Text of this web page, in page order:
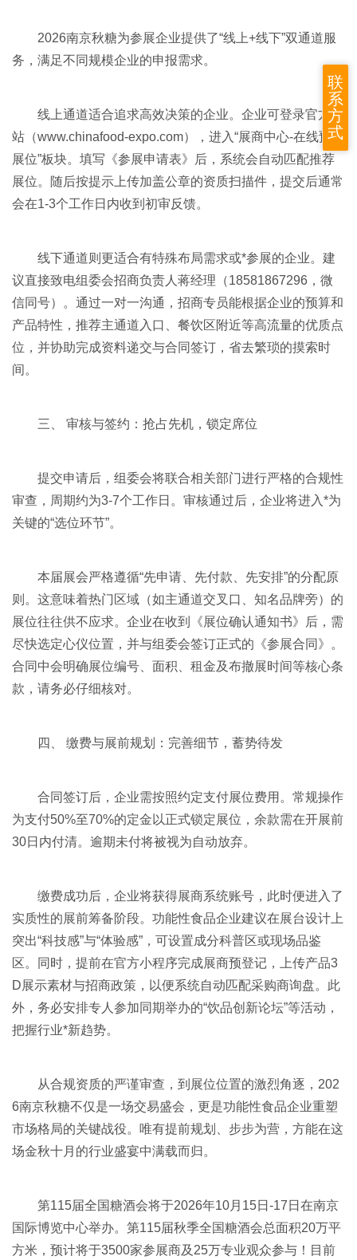
2026南京秋糖为参展企业提供了“线上+线下”双通道服
务，满足不同规模企业的申报需求。
线上通道适合追求高效决策的企业。企业可登录官方网
站（www.chinafood-expo.com），进入“展商中心-在线预定
展位”板块。填写《参展申请表》后，系统会自动匹配推荐
展位。随后按提示上传加盖公章的资质扫描件，提交后通常
会在1-3个工作日内收到初审反馈。
线下通道则更适合有特殊布局需求或*参展的企业。建
议直接致电组委会招商负责人蒋经理（18581867296，微
信同号）。通过一对一沟通，招商专员能根据企业的预算和
产品特性，推荐主通道入口、餐饮区附近等高流量的优质点
位，并协助完成资料递交与合同签订，省去繁琐的摸索时
间。
三、 审核与签约：抢占先机，锁定席位
提交申请后，组委会将联合相关部门进行严格的合规性
审查，周期约为3-7个工作日。审核通过后，企业将进入*为
关键的“选位环节”。
本届展会严格遵循“先申请、先付款、先安排”的分配原
则。这意味着热门区域（如主通道交叉口、知名品牌旁）的
展位往往供不应求。企业在收到《展位确认通知书》后，需
尽快选定心仪位置，并与组委会签订正式的《参展合同》。
合同中会明确展位编号、面积、租金及布撤展时间等核心条
款，请务必仔细核对。
四、 缴费与展前规划：完善细节，蓄势待发
合同签订后，企业需按照约定支付展位费用。常规操作
为支付50%至70%的定金以正式锁定展位，余款需在开展前
30日内付清。逾期未付将被视为自动放弃。
缴费成功后，企业将获得展商系统账号，此时便进入了
实质性的展前筹备阶段。功能性食品企业建议在展台设计上
突出“科技感”与“体验感”，可设置成分科普区或现场品鉴
区。同时，提前在官方小程序完成展商预登记，上传产品3
D展示素材与招商政策，以便系统自动匹配采购商询盘。此
外，务必安排专人参加同期举办的“饮品创新论坛”等活动，
把握行业*新趋势。
从合规资质的严谨审查，到展位位置的激烈角逐，202
6南京秋糖不仅是一场交易盛会，更是功能性食品企业重塑
市场格局的关键战役。唯有提前规划、步步为营，方能在这
场金秋十月的行业盛宴中满载而归。
第115届全国糖酒会将于2026年10月15日-17日在南京
国际博览中心举办。第115届秋季全国糖酒会总面积20万平
方米，预计将于3500家参展商及25万专业观众参与！目前
联
系
方
式